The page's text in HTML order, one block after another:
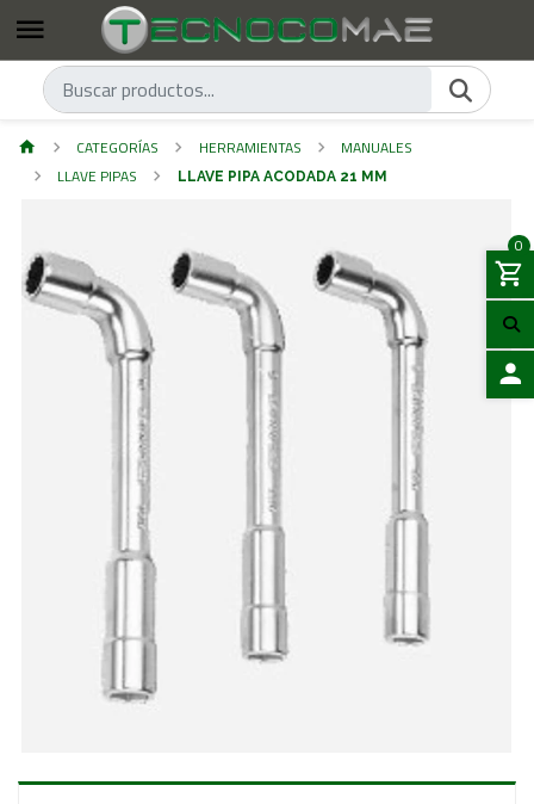
0
CATEGORÍAS HERRAMIENTAS
MANUALES
LLAVE PIPAS
LLAVE PIPA ACODADA 21 MM